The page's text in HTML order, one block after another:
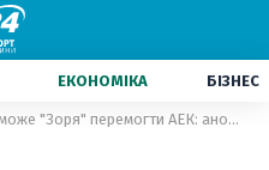
ЕКОНОМІКА БІЗНЕС
Чи зможе "Зоря" перемогти АЕК: анонс важливого матчу Ліги Європи